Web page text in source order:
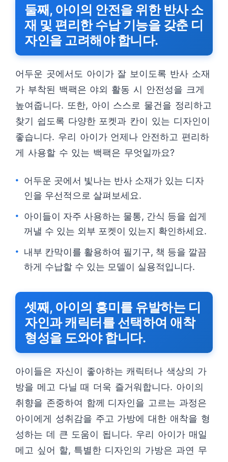
둘째, 아이의 안전을 위한 반사 소
재 및 편리한 수납 기능을 갖춘 디
자인을 고려해야 합니다.
어두운 곳에서도 아이가 잘 보이도록 반사 소재
가 부착된 백팩은 야외 활동 시 안전성을 크게
높여줍니다. 또한, 아이 스스로 물건을 정리하고
찾기 쉽도록 다양한 포켓과 칸이 있는 디자인이
좋습니다. 우리 아이가 언제나 안전하고 편리하
게 사용할 수 있는 백팩은 무엇일까요?
어두운 곳에서 빛나는 반사 소재가 있는 디자
인을 우선적으로 살펴보세요.
아이들이 자주 사용하는 물통, 간식 등을 쉽게
꺼낼 수 있는 외부 포켓이 있는지 확인하세요.
내부 칸막이를 활용하여 필기구, 책 등을 깔끔
하게 수납할 수 있는 모델이 실용적입니다.
셋째, 아이의 흥미를 유발하는 디
자인과 캐릭터를 선택하여 애착
형성을 도와야 합니다.
아이들은 자신이 좋아하는 캐릭터나 색상의 가
방을 메고 다닐 때 더욱 즐거워합니다. 아이의
취향을 존중하여 함께 디자인을 고르는 과정은
아이에게 성취감을 주고 가방에 대한 애착을 형
성하는 데 큰 도움이 됩니다. 우리 아이가 매일
메고 싶어 할, 특별한 디자인의 가방은 과연 무